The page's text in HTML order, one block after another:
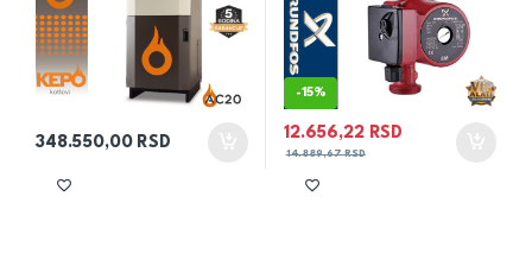
348.550,00 RSD
-15%
12.656,22 RSD
14.889,67RSD